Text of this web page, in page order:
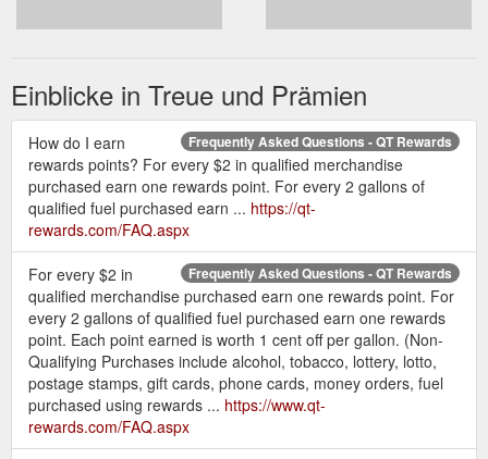
Einblicke in Treue und Prämien
Frequently Asked Questions - QT Rewards
How do I earn
rewards points? For every $2 in qualified merchandise
purchased earn one rewards point. For every 2 gallons of
qualified fuel purchased earn ... https://qt-
rewards.com/FAQ.aspx
Frequently Asked Questions - QT Rewards
For every $2 in
qualified merchandise purchased earn one rewards point. For
every 2 gallons of qualified fuel purchased earn one rewards
point. Each point earned is worth 1 cent off per gallon. (Non-
Qualifying Purchases include alcohol, tobacco, lottery, lotto,
postage stamps, gift cards, phone cards, money orders, fuel
purchased using rewards ... https://www.qt-
rewards.com/FAQ.aspx